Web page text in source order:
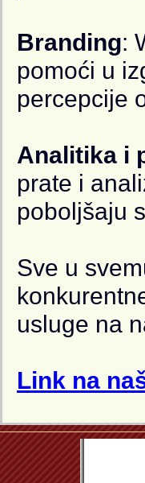
Branding:
pomoći u
percepcije
Analitika i
prate i
poboljšaju
Sve u
usluge na
Link na